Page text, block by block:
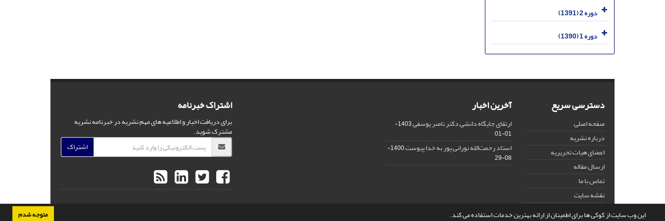
این وب سایت از کوکی ها برای اطمینان از ارائه بهترین خدمات استفاده می کند. متوجه شدم
دوره 2 (1391)
دوره 1 (1390)
دسترسی سریع
صفحه اصلی
درباره نشریه
اعضای هیات تحریریه
ارسال مقاله
تماس با ما
نقشه سایت
آخرین اخبار
ارتقای جایگاه دانشی دکتر ناصر یوسفی
1403-
01-01
استاد رحمت‌الله نورانی پور به خدا پیوست
1400-
08-29
اشتراک خبرنامه
برای دریافت اخبار و اطلاعیه های مهم نشریه در خبرنامه نشریه
مشترک شوید.
اشتراک